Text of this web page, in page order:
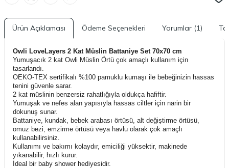
Ürün Açıklaması Ödeme Seçenekleri Yorumlar (1)
Owli LoveLayers 2 Kat Müslin Battaniye Set 70x70 cm
Yumuşacık 2 kat Owli Müslin Örtü çok amaçlı kullanım için
tasarlandı.
OEKO-TEX sertifikalı %100 pamuklu kumaşı ile bebeğinizin hassas
tenini güvenle sarar.
2 kat müslinin benzersiz rahatlığıyla oldukça hafiftir.
Yumuşak ve nefes alan yapısıyla hassas ciltler için narin bir
dokunuş sunar.
Battaniye, kundak, bebek arabası örtüsü, alt değiştirme örtüsü,
omuz bezi, emzirme örtüsü veya havlu olarak çok amaçlı
kullanabilirsiniz.
Kullanımı ve bakımı kolaydır, emiciliği yüksektir, makinede
yıkanabilir, hızlı kurur.
İdeal bir baby shower hediyesidir.